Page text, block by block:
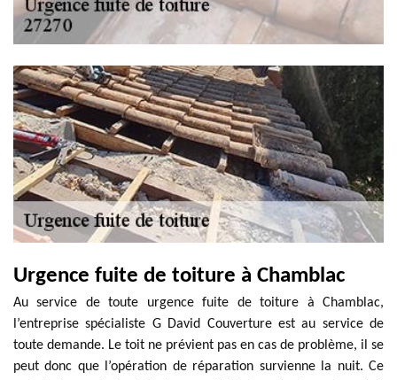
Urgence fuite de toiture à Chamblac
Au service de toute urgence fuite de toiture à Chamblac,
l’entreprise spécialiste G David Couverture est au service de
toute demande. Le toit ne prévient pas en cas de problème, il se
peut donc que l’opération de réparation survienne la nuit. Ce